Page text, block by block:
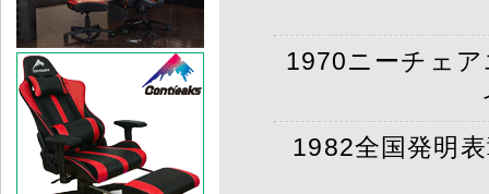
1970ニーチェ
1982全国発明